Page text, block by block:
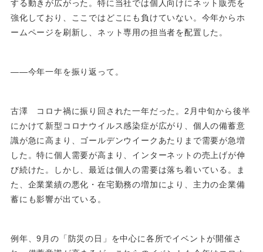
する動きが広がった。特に当社では個人向けにネット販売を
強化しており、ここではどこにも負けていない。今年からホ
ームページを刷新し、ネット専用の担当者を配置した。
――今年一年を振り返って。
古澤 コロナ禍に振り回された一年だった。2月中旬から後半
にかけて新型コロナウイルス感染症が広がり、個人の備蓄意
識が急に高まり、ゴールデンウイークあたりまで需要が急増
した。特に個人需要が高まり、インターネットの売上げが伸
び続けた。しかし、最近は個人の需要は落ち着いている。ま
た、企業業績の悪化・在宅勤務の増加により、主力の企業備
蓄にも影響が出ている。
例年、9月の「防災の日」を中心に各所でイベントが開催さ